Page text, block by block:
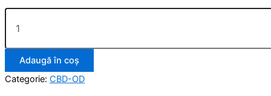
Adaugă în coș
Categorie: CBD-OD